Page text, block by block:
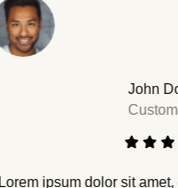
John
Lorem ipsum dolor sit